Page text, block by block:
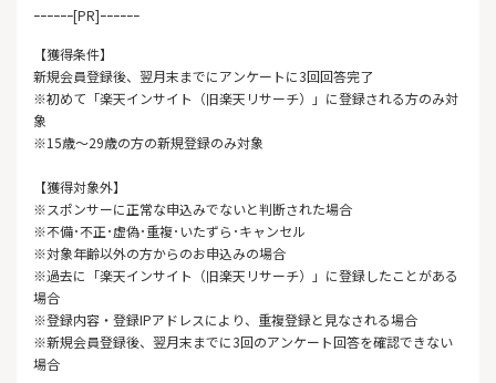
ｰｰｰｰｰｰ[PR]ｰｰｰｰｰｰ
【獲得条件】
新規会員登録後、翌月末までにアンケートに3回回答完了
※初めて「楽天インサイト（旧楽天リサーチ）」に登録される方のみ対
象
※15歳〜29歳の方の新規登録のみ対象
【獲得対象外】
※スポンサーに正常な申込みでないと判断された場合
※不備･不正･虚偽･重複･いたずら･キャンセル
※対象年齢以外の方からのお申込みの場合
※過去に「楽天インサイト（旧楽天リサーチ）」に登録したことがある
場合
※登録内容・登録IPアドレスにより、重複登録と見なされる場合
※新規会員登録後、翌月末までに3回のアンケート回答を確認できない
場合